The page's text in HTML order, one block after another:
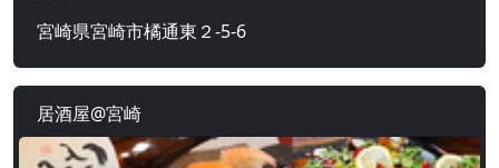
宮崎県宮崎市橘通東２-5-6
居酒屋@宮崎